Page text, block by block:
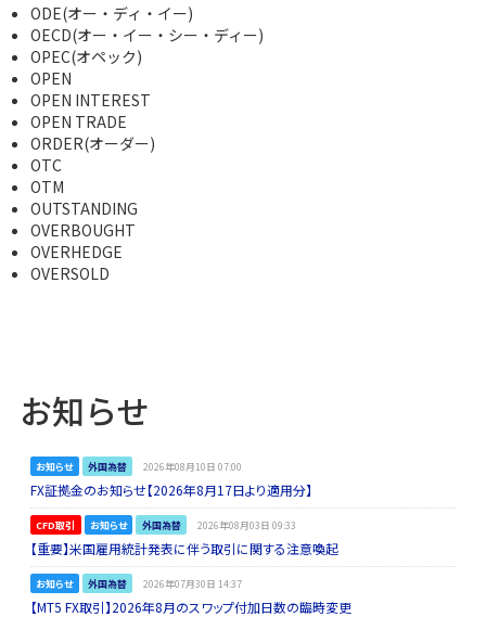
ODE(オー・ディ・イー)
OECD(オー・イー・シー・ディー)
OPEC(オペック)
OPEN
OPEN INTEREST
OPEN TRADE
ORDER(オーダー)
OTC
OTM
OUTSTANDING
OVERBOUGHT
OVERHEDGE
OVERSOLD
お知らせ
お知らせ 外国為替 2026年08月10日 07:00
FX証拠金のお知らせ【2026年8月17日より適用分】
CFD取引 お知らせ 外国為替 2026年08月03日 09:33
【重要】米国雇用統計発表に伴う取引に関する注意喚起
お知らせ 外国為替 2026年07月30日 14:37
【MT5 FX取引】2026年8月のスワップ付加日数の臨時変更